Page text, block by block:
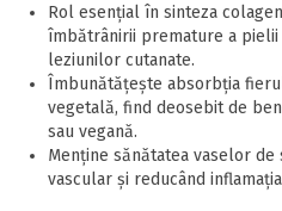
Rol esențial în sinteza
îmbătrânirii premature a pielii
leziunilor cutanate.
Îmbunătățește absorbția
vegetală, find deosebit de
sau vegană.
Menține sănătatea vaselor
vascular și reducând